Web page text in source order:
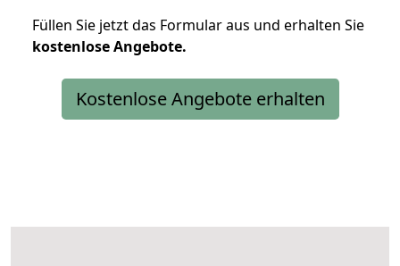
Füllen Sie jetzt das Formular aus und erhalten Sie
kostenloseAngebote.
Kostenlose Angebote erhalten